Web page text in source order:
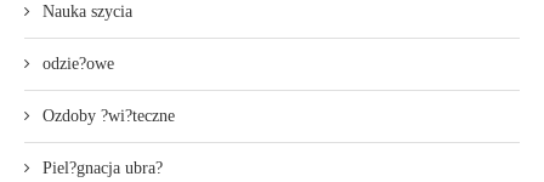
Nauka szycia
odzie?owe
Ozdoby ?wi?teczne
Piel?gnacja ubra?